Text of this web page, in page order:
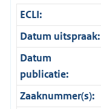
ECLI:
Datum uitspraak:
Datum
publicatie:
Zaaknummer(s):